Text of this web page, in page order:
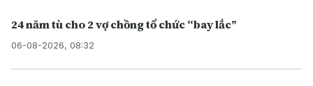
24 năm tù cho 2 vợ chồng tổ chức “bay lắc”
06-08-2026, 08:32